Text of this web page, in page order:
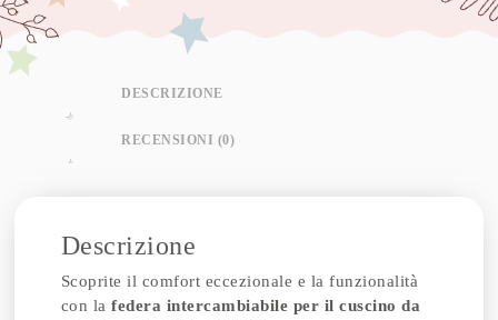
DESCRIZIONE
RECENSIONI (0)
Descrizione
Scoprite il comfort eccezionale e la funzionalità
con la federa intercambiabile per il cuscino da